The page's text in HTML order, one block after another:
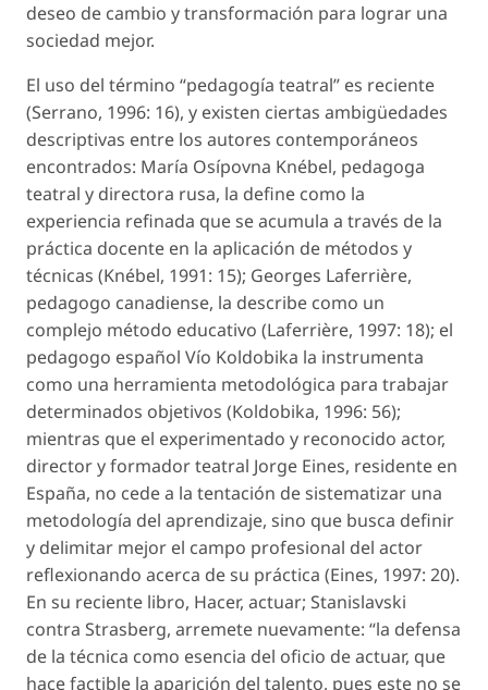
deseo de cambio y transformación para lograr una
sociedad mejor.
El uso del término “pedagogía teatral” es reciente
(Serrano, 1996: 16), y existen ciertas ambigüedades
descriptivas entre los autores contemporáneos
encontrados: María Osípovna Knébel, pedagoga
teatral y directora rusa, la define como la
experiencia refinada que se acumula a través de la
práctica docente en la aplicación de métodos y
técnicas (Knébel, 1991: 15); Georges Laferrière,
pedagogo canadiense, la describe como un
complejo método educativo (Laferrière, 1997: 18); el
pedagogo español Vío Koldobika la instrumenta
como una herramienta metodológica para trabajar
determinados objetivos (Koldobika, 1996: 56);
mientras que el experimentado y reconocido actor,
director y formador teatral Jorge Eines, residente en
España, no cede a la tentación de sistematizar una
metodología del aprendizaje, sino que busca definir
y delimitar mejor el campo profesional del actor
reflexionando acerca de su práctica (Eines, 1997: 20).
En su reciente libro, Hacer, actuar; Stanislavski
contra Strasberg, arremete nuevamente: “la defensa
de la técnica como esencia del oficio de actuar, que
hace factible la aparición del talento, pues este no se